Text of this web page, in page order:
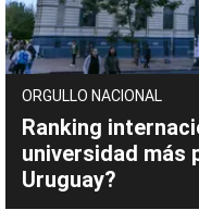
ORGULLO NACIONAL
Ranking
universidad más
Uruguay?